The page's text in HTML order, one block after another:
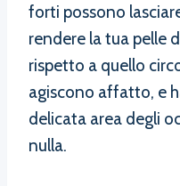
forti possono
rendere la tua pelle
rispetto a quello
agiscono affatto, e
delicata area degli
nulla.